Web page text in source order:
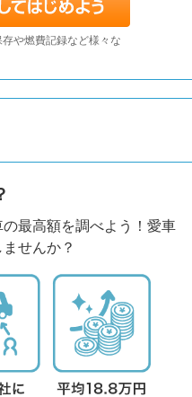
や燃費記録など様々な
最高額を調べよう！愛車
せんか？